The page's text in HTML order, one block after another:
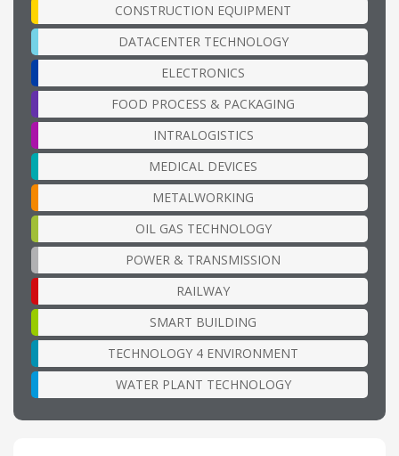
CONSTRUCTION EQUIPMENT
DATACENTER TECHNOLOGY
ELECTRONICS
FOOD PROCESS & PACKAGING
INTRALOGISTICS
MEDICAL DEVICES
METALWORKING
OIL GAS TECHNOLOGY
POWER & TRANSMISSION
RAILWAY
SMART BUILDING
TECHNOLOGY 4 ENVIRONMENT
WATER PLANT TECHNOLOGY